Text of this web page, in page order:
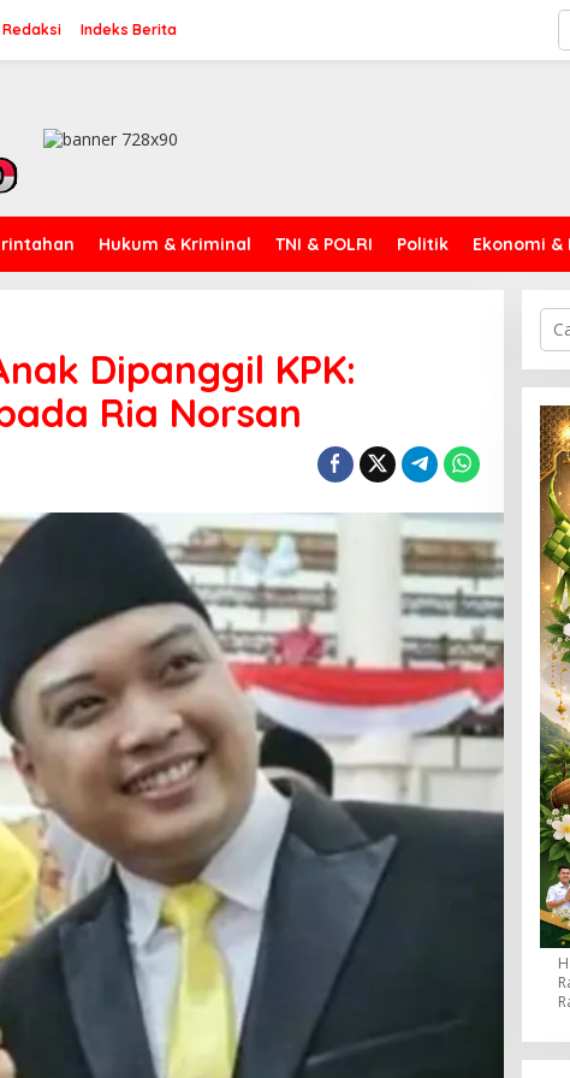
Redaksi Indeks Berita
Hukum & Kriminal TNI & POLRI Politik Ekonomi &
Dipanggil KPK:
Ria Norsan
C
i
u
n
t
u
k
: